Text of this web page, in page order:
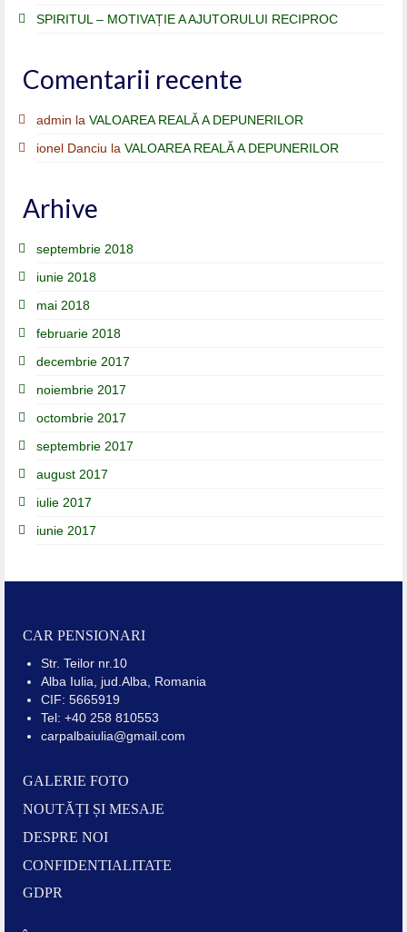
SPIRITUL – MOTIVAȚIE A AJUTORULUI RECIPROC
Comentarii recente
admin la VALOAREA REALĂ A DEPUNERILOR
ionel Danciu la VALOAREA REALĂ A DEPUNERILOR
Arhive
septembrie 2018
iunie 2018
mai 2018
februarie 2018
decembrie 2017
noiembrie 2017
octombrie 2017
septembrie 2017
august 2017
iulie 2017
iunie 2017
CAR PENSIONARI
Str. Teilor nr.10
Alba Iulia, jud.Alba, Romania
CIF: 5665919
Tel: +40 258 810553
carpalbaiulia@gmail.com
GALERIE FOTO
NOUTĂȚI ȘI MESAJE
DESPRE NOI
CONFIDENTIALITATE
GDPR